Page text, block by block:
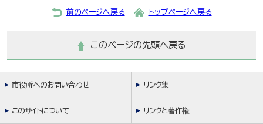
前のページへ戻る トップページへ戻る
このページの先頭へ戻る
市役所へのお問い合わせ リンク集
このサイトについて リンクと著作権